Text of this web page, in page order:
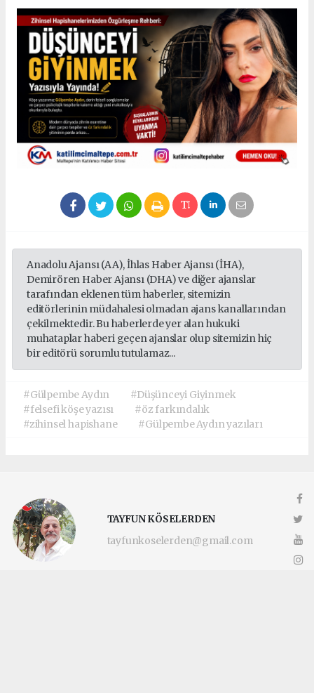
Anadolu Ajansı (AA), İhlas Haber Ajansı (İHA),
Demirören Haber Ajansı (DHA) ve diğer ajanslar
tarafından eklenen tüm haberler, sitemizin
editörlerinin müdahalesi olmadan ajans kanallarından
çekilmektedir. Bu haberlerde yer alan hukuki
muhataplar haberi geçen ajanslar olup sitemizin hiç
bir editörü sorumlu tutulamaz...
#Gülpembe Aydın
#Düşünceyi Giyinmek
#felsefi köşe yazısı
#öz farkındalık
#zihinsel hapishane
#Gülpembe Aydın yazıları
TAYFUN KÖSELERDEN
tayfunkoselerden@gmail.com